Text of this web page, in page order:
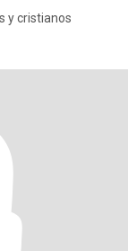
y cristianos